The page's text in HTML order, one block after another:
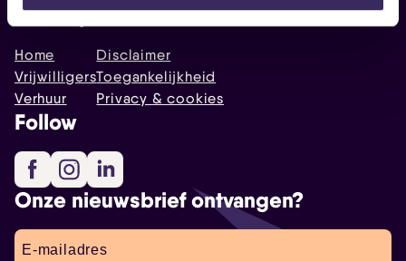
Sitemap
Home
Vrijwilligers
Verhuur
Disclaimer
Toegankelijkheid
Privacy & cookies
Follow
FacebookInstagram
Onze nieuwsbrief ontvangen?